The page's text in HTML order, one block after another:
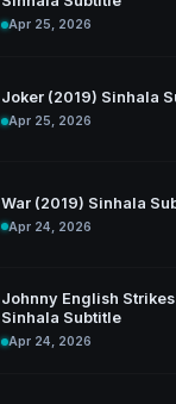
Apr 25, 2026
Joker (2019) Sinhala
Apr 25, 2026
War (2019) Sinhala
Apr 24, 2026
Johnny English
Sinhala Subtitle
Apr 24, 2026